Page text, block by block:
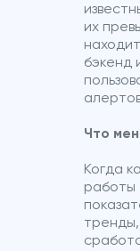
их
бэкенд
Что
Когда
работы